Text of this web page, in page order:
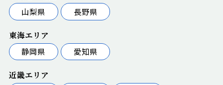
山梨県
長野県
東海エリア
静岡県
愛知県
近畿エリア